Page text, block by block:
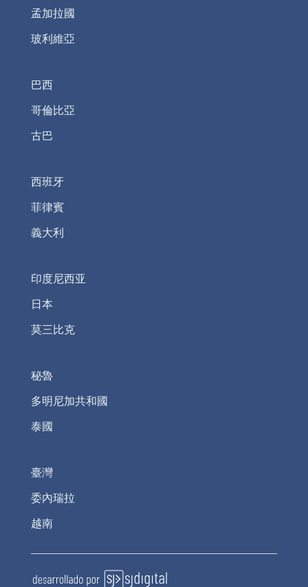
孟加拉國
玻利維亞
巴西
哥倫比亞
古巴
西班牙
菲律賓
義大利
印度尼西亚
日本
莫三比克
秘魯
多明尼加共和國
泰國
臺灣
委內瑞拉
越南